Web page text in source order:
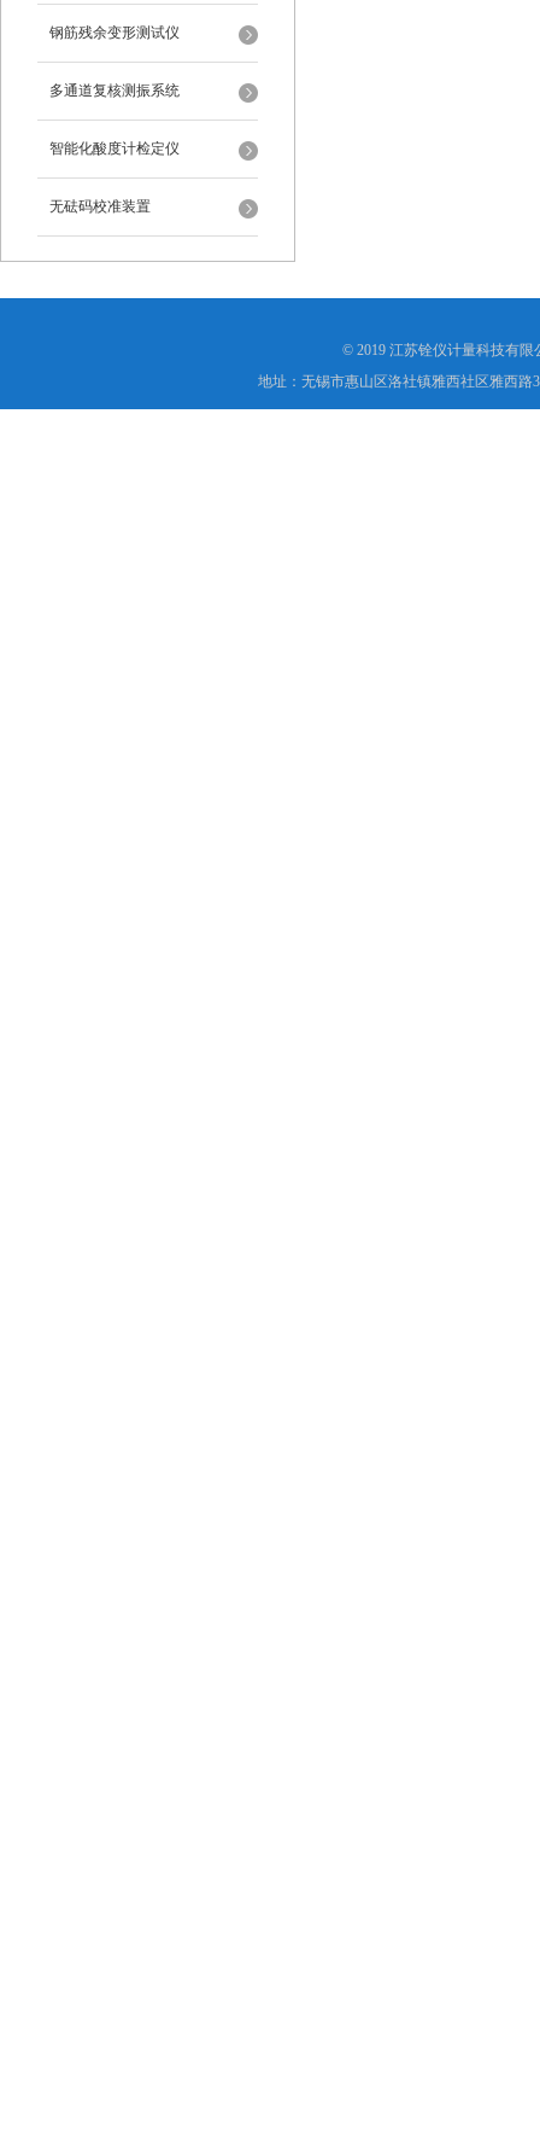
钢筋残余变形测试仪
多通道复核测振系统
智能化酸度计检定仪
无砝码校准装置
© 2019 江苏铨仪计量科技有限
地址：无锡市惠山区洛社镇雅西社区雅西路